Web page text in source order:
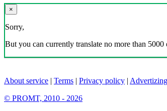
×
Sorry,
But you can currently translate no more than 5000
About service | Terms | Privacy policy |
© PROMT, 2010 - 2026